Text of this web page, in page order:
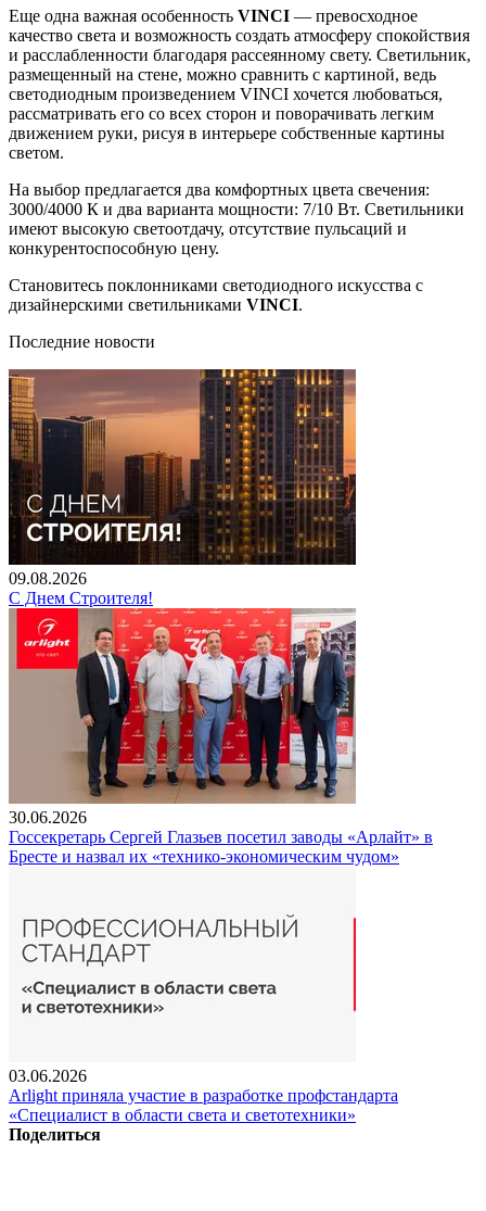
Еще одна важная особенность VINCI — превосходное
качество света и возможность создать атмосферу спокойствия
и расслабленности благодаря рассеянному свету. Светильник,
размещенный на стене, можно сравнить с картиной, ведь
светодиодным произведением VINCI хочется любоваться,
рассматривать его со всех сторон и поворачивать легким
движением руки, рисуя в интерьере собственные картины
светом.
На выбор предлагается два комфортных цвета свечения:
3000/4000 К и два варианта мощности: 7/10 Вт. Светильники
имеют высокую светоотдачу, отсутствие пульсаций и
конкурентоспособную цену.
Становитесь поклонниками светодиодного искусства с
дизайнерскими светильниками VINCI.
Последние новости
09.08.2026
С Днем Строителя!
30.06.2026
Госсекретарь Сергей Глазьев посетил заводы «Арлайт» в
Бресте и назвал их «технико-экономическим чудом»
03.06.2026
Arlight приняла участие в разработке профстандарта
«Специалист в области света и светотехники»
Поделиться